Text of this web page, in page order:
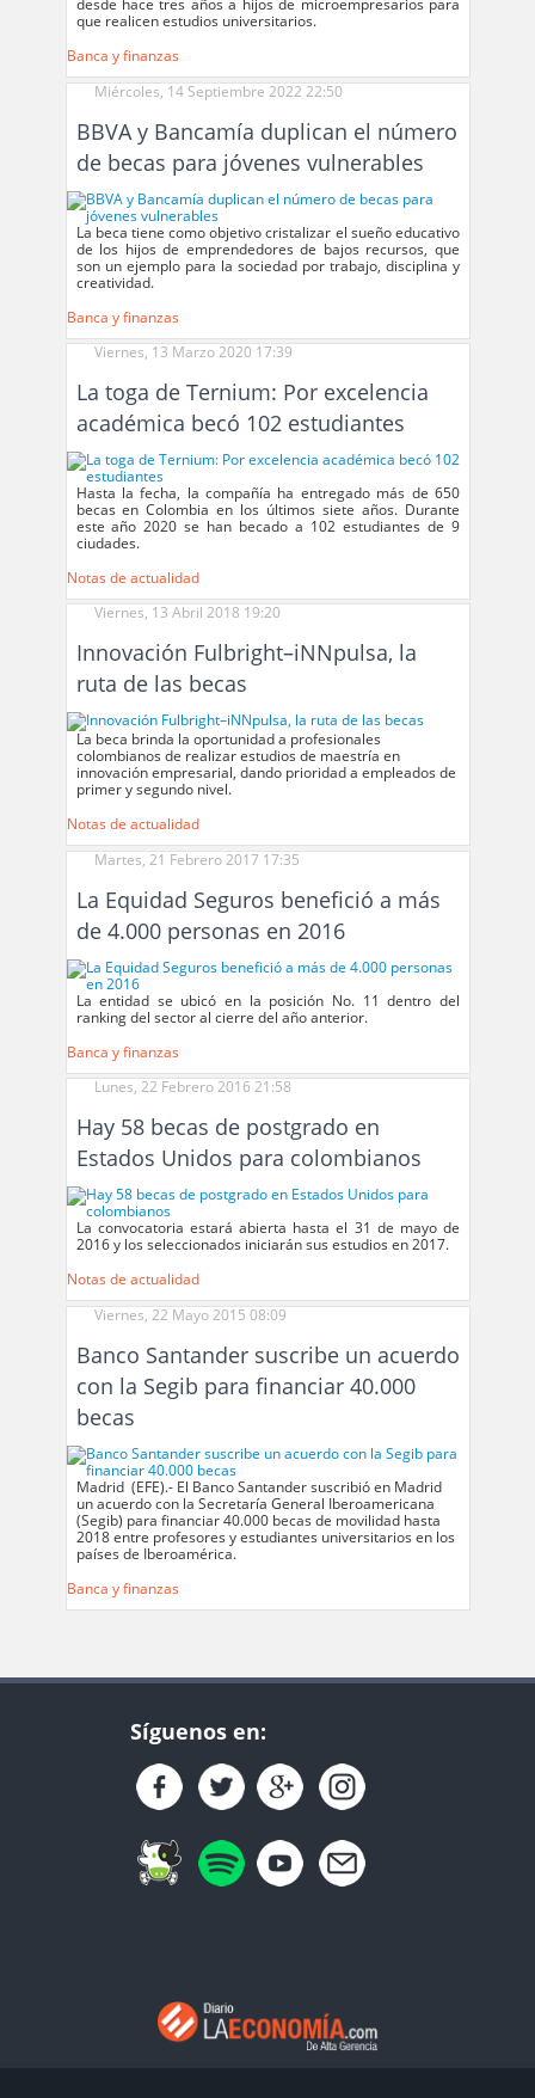
desde hace tres años a hijos de microempresarios para
que realicen estudios universitarios.
Banca y finanzas
Miércoles, 14 Septiembre 2022 22:50
BBVA y Bancamía duplican el número
de becas para jóvenes vulnerables
La beca tiene como objetivo cristalizar el sueño educativo
de los hijos de emprendedores de bajos recursos, que
son un ejemplo para la sociedad por trabajo, disciplina y
creatividad.
Banca y finanzas
Viernes, 13 Marzo 2020 17:39
La toga de Ternium: Por excelencia
académica becó 102 estudiantes
Hasta la fecha, la compañía ha entregado más de 650
becas en Colombia en los últimos siete años. Durante
este año 2020 se han becado a 102 estudiantes de 9
ciudades.
Notas de actualidad
Viernes, 13 Abril 2018 19:20
Innovación Fulbright–iNNpulsa, la
ruta de las becas
La beca brinda la oportunidad a profesionales
colombianos de realizar estudios de maestría en
innovación empresarial, dando prioridad a empleados de
primer y segundo nivel.
Notas de actualidad
Martes, 21 Febrero 2017 17:35
La Equidad Seguros benefició a más
de 4.000 personas en 2016
La entidad se ubicó en la posición No. 11 dentro del
ranking del sector al cierre del año anterior.
Banca y finanzas
Lunes, 22 Febrero 2016 21:58
Hay 58 becas de postgrado en
Estados Unidos para colombianos
La convocatoria estará abierta hasta el 31 de mayo de
2016 y los seleccionados iniciarán sus estudios en 2017.
Notas de actualidad
Viernes, 22 Mayo 2015 08:09
Banco Santander suscribe un acuerdo
con la Segib para financiar 40.000
becas
Madrid (EFE).- El Banco Santander suscribió en Madrid
un acuerdo con la Secretaría General Iberoamericana
(Segib) para financiar 40.000 becas de movilidad hasta
2018 entre profesores y estudiantes universitarios en los
países de Iberoamérica.
Banca y finanzas
Síguenos en: